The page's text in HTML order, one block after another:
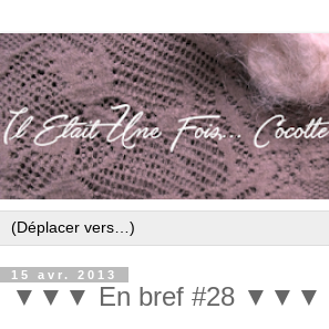
15 avr. 2013
▼▼▼ En bref #28 ▼▼▼